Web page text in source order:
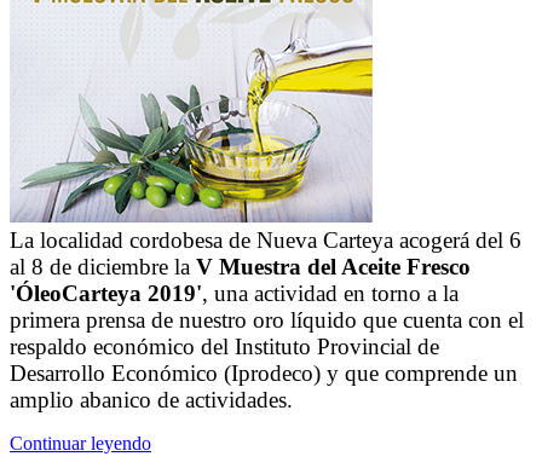
La localidad cordobesa de Nueva Carteya acogerá del 6
al 8 de diciembre la V Muestra del Aceite Fresco
'ÓleoCarteya 2019', una actividad en torno a la
primera prensa de nuestro oro líquido que cuenta con el
respaldo económico del Instituto Provincial de
Desarrollo Económico (Iprodeco) y que comprende un
amplio abanico de actividades.
Continuar leyendo